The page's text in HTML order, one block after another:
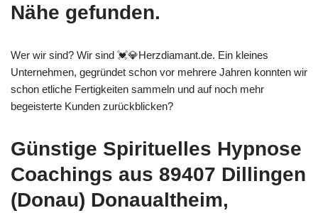
Nähe gefunden.
Wer wir sind? Wir sind 💓️💎Herzdiamant.de. Ein kleines
Unternehmen, gegründet schon vor mehrere Jahren konnten wir
schon etliche Fertigkeiten sammeln und auf noch mehr
begeisterte Kunden zurückblicken?
Günstige Spirituelles Hypnose
Coachings aus 89407 Dillingen
(Donau) Donaualtheim,